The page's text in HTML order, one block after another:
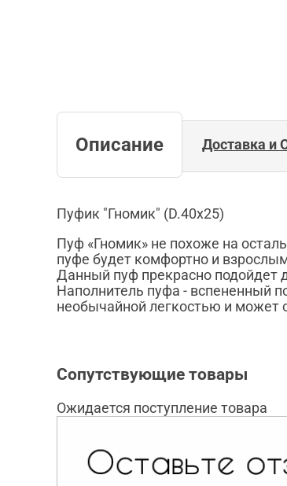
Описание Доставка и
Пуфик "Гномик" (D.40х25)
Пуф «Гномик» не похоже на
пуфе будет комфортно и
Данный пуф прекрасно подойдет
Наполнитель пуфа - вспененный
необычайной легкостью и может
Сопутствующие товары
Ожидается поступление товара